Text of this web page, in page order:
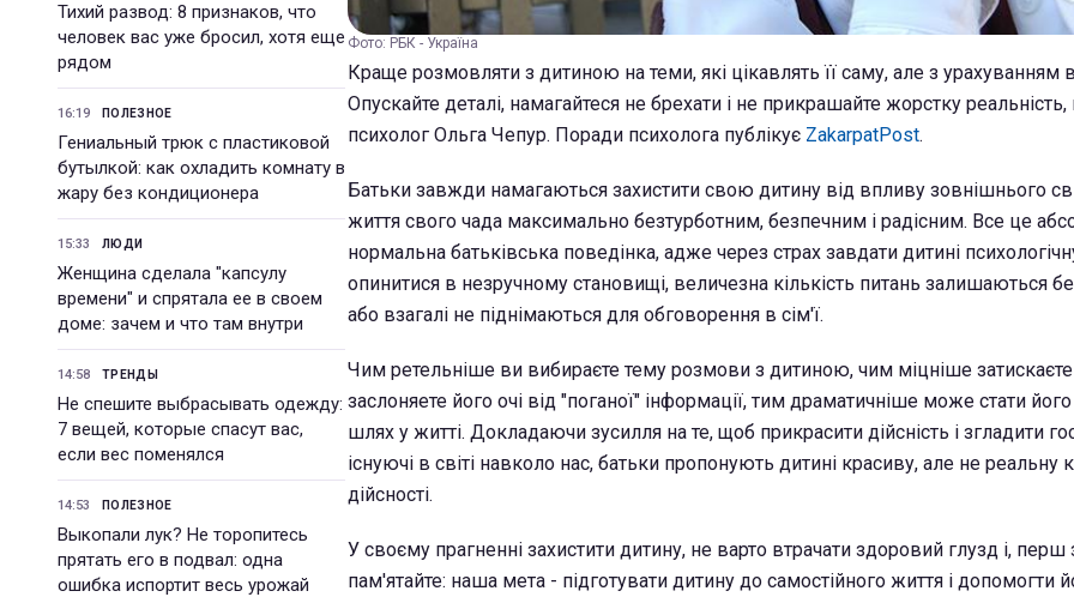
Тихий развод: 8 признаков, что
человек вас уже бросил, хотя еще
рядом
16:19 ПОЛЕЗНОЕ
Гениальный трюк с пластиковой
бутылкой: как охладить комнату в
жару без кондиционера
15:33 ЛЮДИ
Женщина сделала "капсулу
времени" и спрятала ее в своем
доме: зачем и что там внутри
14:58 ТРЕНДЫ
Не спешите выбрасывать одежду:
7 вещей, которые спасут вас,
если вес поменялся
14:53 ПОЛЕЗНОЕ
Выкопали лук? Не торопитесь
прятать его в подвал: одна
ошибка испортит весь урожай
Фото: РБК - Україна
Краще розмовляти з дитиною на теми, які цікавлять її саму, але з урахуванням
Опускайте деталі, намагайтеся не брехати і не прикрашайте жорстку
психолог Ольга Чепур. Поради психолога публікує ZakarpatPost.
Батьки завжди намагаються захистити свою дитину від впливу зовнішнього
життя свого чада максимально безтурботним, безпечним і радісним. Все це
нормальна батьківська поведінка, адже через страх завдати дитині
опинитися в незручному становищі, величезна кількість питань залишаються
або взагалі не піднімаються для обговорення в сім'ї.
Чим ретельніше ви вибираєте тему розмови з дитиною, чим міцніше затискаєте
заслоняете його очі від "поганої" інформації, тим драматичніше може стати
шлях у житті. Докладаючи зусилля на те, щоб прикрасити дійсність і згладити
існуючі в світі навколо нас, батьки пропонують дитині красиву, але не реальну
дійсності.
У своєму прагненні захистити дитину, не варто втрачати здоровий глузд і, перш
пам'ятайте: наша мета - підготувати дитину до самостійного життя і допомогти